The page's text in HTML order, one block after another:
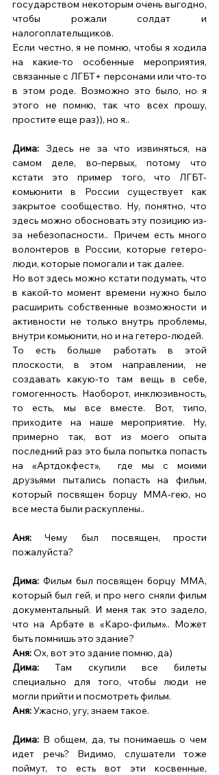
государством некоторым очень выгодно,
чтобы рожали солдат и
налогоплательщиков.
Если честно, я не помню, чтобы я ходила
на какие-то особенные мероприятия,
связанные с ЛГБТ+ персонами или что-то
в этом роде. Возможно это было, но я
этого не помню, так что всех прошу,
простите еще раз)), но я..
Дима: Здесь не за что извиняться, на
самом деле, во-первых, потому что
кстати это пример того, что ЛГБТ-
комьюнити в России существует как
закрытое сообщество. Ну, понятно, что
здесь можно обосновать эту позицию из-
за небезопасности.. Причем есть много
волонтеров в России, которые гетеро-
люди, которые помогали и так далее.
Но вот здесь можно кстати подумать, что
в какой-то момент времени нужно было
расширить собственные возможности и
активности не только внутрь проблемы,
внутри комьюнити, но и на гетеро-людей.
То есть больше работать в этой
плоскости, в этом направлении, не
создавать какую-то там вещь в себе,
гомогенность. Наоборот, инклюзивность,
то есть, мы все вместе. Вот, типо,
приходите на наше мероприятие. Ну,
примерно так, вот из моего опыта
последний раз это была попытка попасть
на «Артдокфест»,  где мы с моими
друзьями пытались попасть на фильм,
который посвящен борцу MMA-гею, но
все места были раскуплены..
Аня: Чему был посвящен, прости
пожалуйста?
Дима: Фильм был посвящен борцу МMA,
который был гей, и про него сняли фильм
документальный. И меня так это задело,
что на Арбате в «Каро-фильм».. Может
быть помнишь это здание?
Аня: Ох, вот это здание помню, да)
Дима: Там скупили все билеты
специально для того, чтобы люди не
могли прийти и посмотреть фильм.
Аня: Ужасно, угу, знаем такое.
Дима: В общем, да, ты понимаешь о чем
идет речь? Видимо, слушатели тоже
поймут, то есть вот эти косвенные,